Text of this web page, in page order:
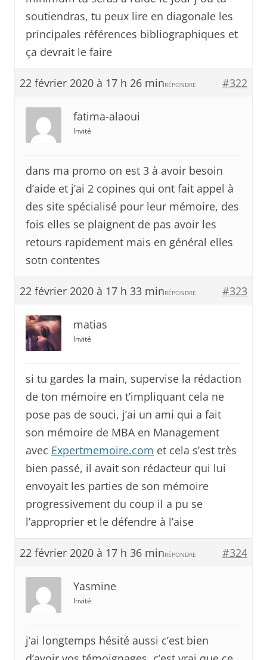
soutiendras, tu peux lire en diagonale les
principales références bibliographiques et
ça devrait le faire
22 février 2020 à 17 h 26 min #322
RÉPONDRE
fatima-alaoui
Invité
dans ma promo on est 3 à avoir besoin
d’aide et j’ai 2 copines qui ont fait appel à
des site spécialisé pour leur mémoire, des
fois elles se plaignent de pas avoir les
retours rapidement mais en général elles
sotn contentes
22 février 2020 à 17 h 33 min #323
RÉPONDRE
matias
Invité
si tu gardes la main, supervise la rédaction
de ton mémoire en t’impliquant cela ne
pose pas de souci, j’ai un ami qui a fait
son mémoire de MBA en Management
avec Expertmemoire.com et cela s’est très
bien passé, il avait son rédacteur qui lui
envoyait les parties de son mémoire
progressivement du coup il a pu se
l’approprier et le défendre à l’aise
22 février 2020 à 17 h 36 min #324
RÉPONDRE
Yasmine
Invité
j’ai longtemps hésité aussi c’est bien